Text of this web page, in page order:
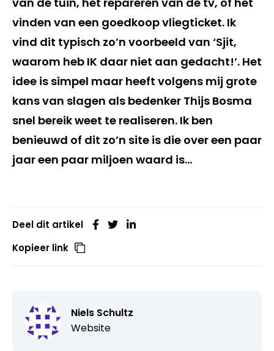
vinden van een goedkoop vliegticket. Ik
vind dit typisch zo’n voorbeeld van ‘Sjit,
waarom heb IK daar niet aan gedacht!’. Het
idee is simpel maar heeft volgens mij grote
kans van slagen als bedenker Thijs Bosma
snel bereik weet te realiseren. Ik ben
benieuwd of dit zo’n site is die over een paar
jaar een paar miljoen waard is…
Deel dit artikel
Kopieer link
Niels Schultz
Website